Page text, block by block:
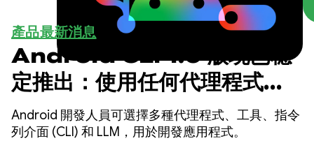
產品最新消息
Android CLI 1.0 版現已穩
定推出：使用任何代理程式加
速開發 Android 應用程式
Android 開發人員可選擇多種代理程式、工具、指令
列介面 (CLI) 和 LLM，用於開發應用程式。